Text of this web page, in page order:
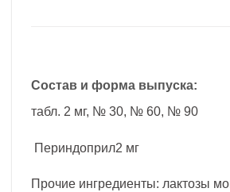
Состав и форма выпуска:
табл. 2 мг, № 30, № 60, № 90
Периндоприл2 мг
Прочие ингредиенты: лактозы